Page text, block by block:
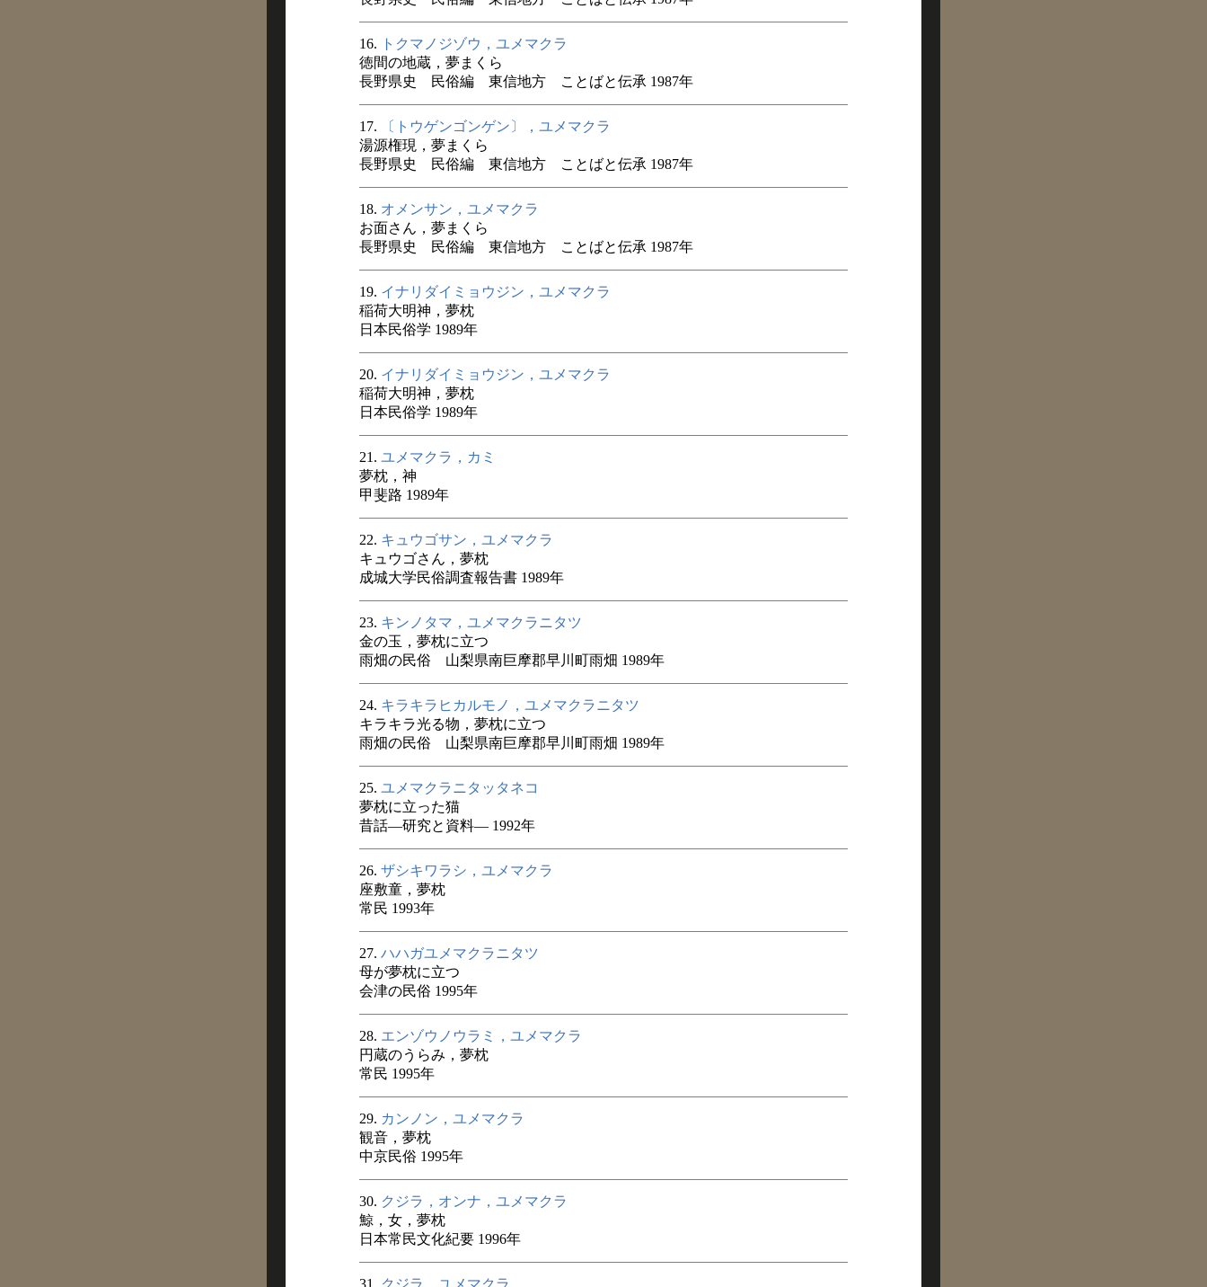
16.
トクマノジゾウ，ユメマクラ
徳間の地蔵，夢まくら
長野県史 民俗編 東信地方 ことばと伝承 1987年
17.
〔トウゲンゴンゲン〕，ユメマクラ
湯源権現，夢まくら
長野県史 民俗編 東信地方 ことばと伝承 1987年
18. オメンサン，ユメマクラ
お面さん，夢まくら
長野県史 民俗編 東信地方 ことばと伝承 1987年
19. イナリダイミョウジン，ユメマクラ
稲荷大明神，夢枕
日本民俗学 1989年
20. イナリダイミョウジン，ユメマクラ
稲荷大明神，夢枕
日本民俗学 1989年
21. ユメマクラ，カミ
夢枕，神
甲斐路 1989年
22. キュウゴサン，ユメマクラ
キュウゴさん，夢枕
成城大学民俗調査報告書 1989年
23. キンノタマ，ユメマクラニタツ
金の玉，夢枕に立つ
雨畑の民俗 山梨県南巨摩郡早川町雨畑 1989年
24. キラキラヒカルモノ，ユメマクラニタツ
キラキラ光る物，夢枕に立つ
雨畑の民俗 山梨県南巨摩郡早川町雨畑 1989年
25. ユメマクラニタッタネコ
夢枕に立った猫
昔話―研究と資料― 1992年
26. ザシキワラシ，ユメマクラ
座敷童，夢枕
常民 1993年
27. ハハガユメマクラニタツ
母が夢枕に立つ
会津の民俗 1995年
28. エンゾウノウラミ，ユメマクラ
円蔵のうらみ，夢枕
常民 1995年
29. カンノン，ユメマクラ
観音，夢枕
中京民俗 1995年
30. クジラ，オンナ，ユメマクラ
鯨，女，夢枕
日本常民文化紀要 1996年
31. クジラ，ユメマクラ